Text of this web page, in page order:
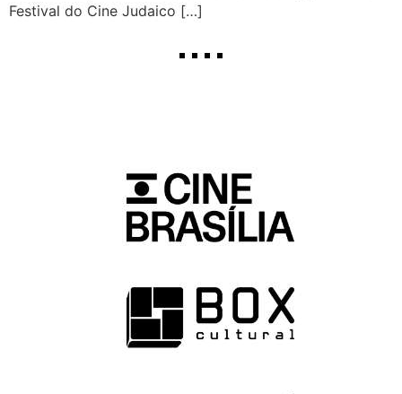
Festival do Cine Judaico […]